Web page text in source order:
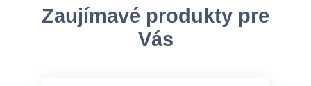
Zaujímavé produkty pre
Vás